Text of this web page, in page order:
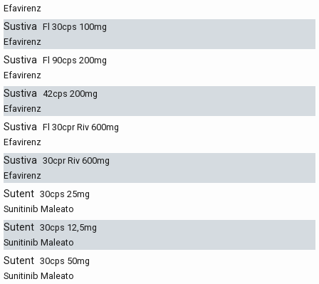
Efavirenz
Sustiva Fl 30cps 100mg
Efavirenz
Sustiva Fl 90cps 200mg
Efavirenz
Sustiva 42cps 200mg
Efavirenz
Sustiva Fl 30cpr Riv 600mg
Efavirenz
Sustiva 30cpr Riv 600mg
Efavirenz
Sutent 30cps 25mg
Sunitinib Maleato
Sutent 30cps 12,5mg
Sunitinib Maleato
Sutent 30cps 50mg
Sunitinib Maleato